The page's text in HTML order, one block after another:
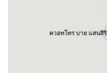
ควอทโทร บาย แสนสิริ